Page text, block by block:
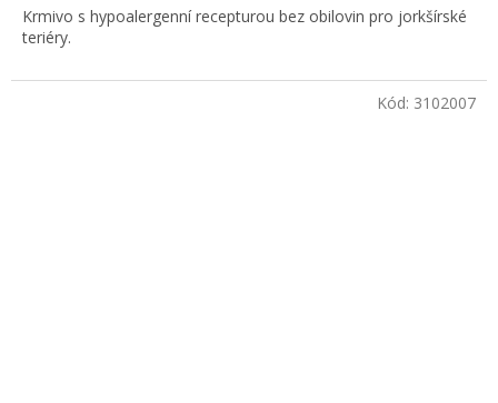
Krmivo s hypoalergenní recepturou bez obilovin pro jorkšírské
teriéry.
Kód: 3102007